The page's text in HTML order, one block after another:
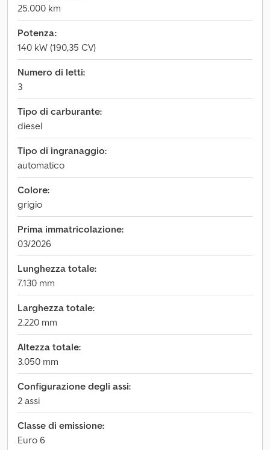
25.000 km
Potenza:
140 kW (190,35 CV)
Numero di letti:
3
Tipo di carburante:
diesel
Tipo di ingranaggio:
automatico
Colore:
grigio
Prima immatricolazione:
03/2026
Lunghezza totale:
7.130 mm
Larghezza totale:
2.220 mm
Altezza totale:
3.050 mm
Configurazione degli assi:
2 assi
Classe di emissione:
Euro 6